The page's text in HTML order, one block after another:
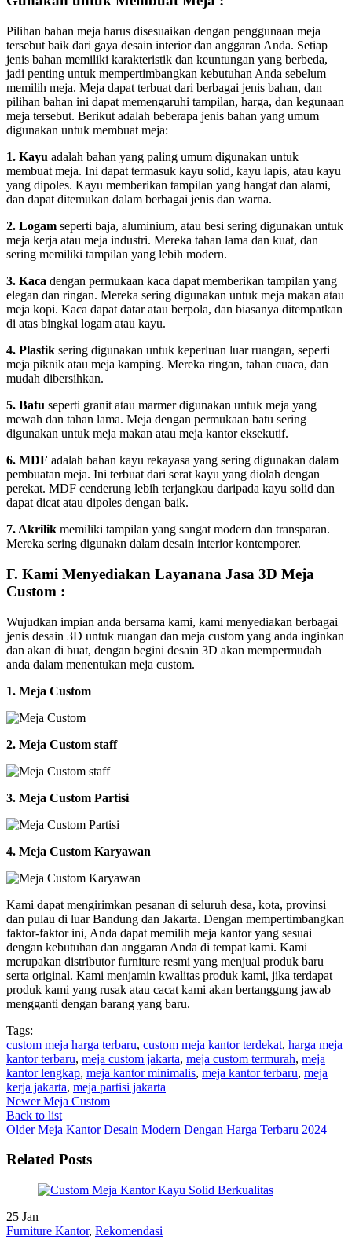
Pilihan bahan meja harus disesuaikan dengan penggunaan meja
tersebut baik dari gaya desain interior dan anggaran Anda. Setiap
jenis bahan memiliki karakteristik dan keuntungan yang berbeda,
jadi penting untuk mempertimbangkan kebutuhan Anda sebelum
memilih meja. Meja dapat terbuat dari berbagai jenis bahan, dan
pilihan bahan ini dapat memengaruhi tampilan, harga, dan kegunaan
meja tersebut. Berikut adalah beberapa jenis bahan yang umum
digunakan untuk membuat meja:
1. Kayu adalah bahan yang paling umum digunakan untuk
membuat meja. Ini dapat termasuk kayu solid, kayu lapis, atau kayu
yang dipoles. Kayu memberikan tampilan yang hangat dan alami,
dan dapat ditemukan dalam berbagai jenis dan warna.
2. Logam seperti baja, aluminium, atau besi sering digunakan untuk
meja kerja atau meja industri. Mereka tahan lama dan kuat, dan
sering memiliki tampilan yang lebih modern.
3. Kaca dengan permukaan kaca dapat memberikan tampilan yang
elegan dan ringan. Mereka sering digunakan untuk meja makan atau
meja kopi. Kaca dapat datar atau berpola, dan biasanya ditempatkan
di atas bingkai logam atau kayu.
4. Plastik sering digunakan untuk keperluan luar ruangan, seperti
meja piknik atau meja kamping. Mereka ringan, tahan cuaca, dan
mudah dibersihkan.
5. Batu seperti granit atau marmer digunakan untuk meja yang
mewah dan tahan lama. Meja dengan permukaan batu sering
digunakan untuk meja makan atau meja kantor eksekutif.
6. MDF adalah bahan kayu rekayasa yang sering digunakan dalam
pembuatan meja. Ini terbuat dari serat kayu yang diolah dengan
perekat. MDF cenderung lebih terjangkau daripada kayu solid dan
dapat dicat atau dipoles dengan baik.
7. Akrilik memiliki tampilan yang sangat modern dan transparan.
Mereka sering digunakn dalam desain interior kontemporer.
F. Kami Menyediakan Layanana Jasa 3D Meja
Custom :
Wujudkan impian anda bersama kami, kami menyediakan berbagai
jenis desain 3D untuk ruangan dan meja custom yang anda inginkan
dan akan di buat, dengan begini desain 3D akan mempermudah
anda dalam menentukan meja custom.
1. Meja Custom
2. Meja Custom staff
3. Meja Custom Partisi
4. Meja Custom Karyawan
Kami dapat mengirimkan pesanan di seluruh desa, kota, provinsi
dan pulau di luar Bandung dan Jakarta. Dengan mempertimbangkan
faktor-faktor ini, Anda dapat memilih meja kantor yang sesuai
dengan kebutuhan dan anggaran Anda di tempat kami. Kami
merupakan distributor furniture resmi yang menjual produk baru
serta original. Kami menjamin kwalitas produk kami, jika terdapat
produk kami yang rusak atau cacat kami akan bertanggung jawab
mengganti dengan barang yang baru.
Tags:
custom meja harga terbaru, custom meja kantor terdekat, harga meja
kantor terbaru, meja custom jakarta, meja custom termurah, meja
kantor lengkap, meja kantor minimalis, meja kantor terbaru, meja
kerja jakarta, meja partisi jakarta
Newer Meja Custom
Back to list
Older Meja Kantor Desain Modern Dengan Harga Terbaru 2024
Related Posts
25 Jan
Furniture Kantor, Rekomendasi